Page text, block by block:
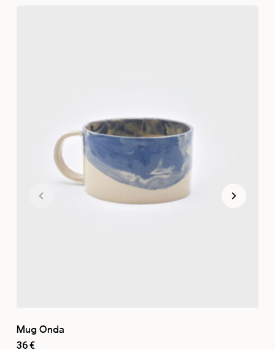
Mug Onda
36€